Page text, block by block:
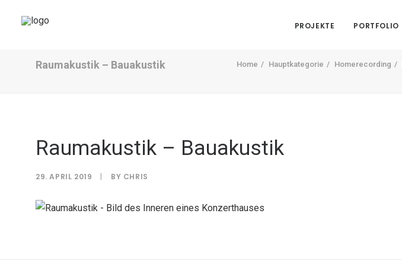
PROJEKTE PORTFOLIO
Raumakustik – Bauakustik Home Hauptkategorie Homerecording
Raumakustik – Bauakustik
29. APRIL 2019 | BY CHRIS